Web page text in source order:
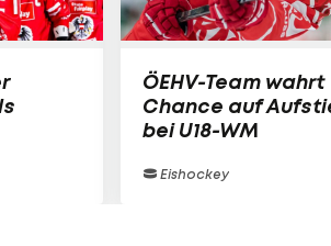
ÖEHV-Team wahrt
Chance auf
bei U18-WM
Eishockey